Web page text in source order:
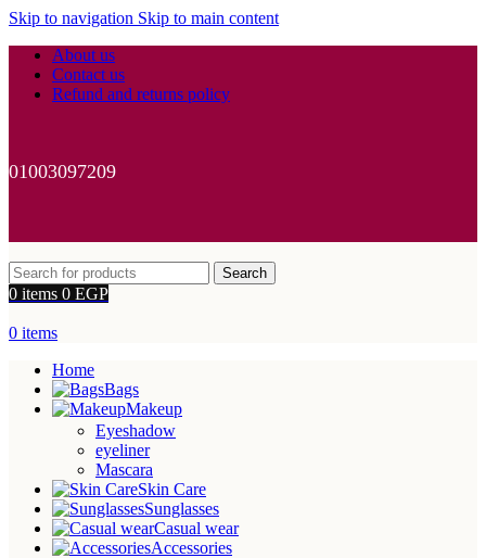
Skip to navigation Skip to main content
About us
Contact us
Refund and returns policy
01003097209
Search
0 items 0 EGP
0 items
Home
Bags
Makeup
Eyeshadow
eyeliner
Mascara
Skin Care
Sunglasses
Casual wear
Accessories